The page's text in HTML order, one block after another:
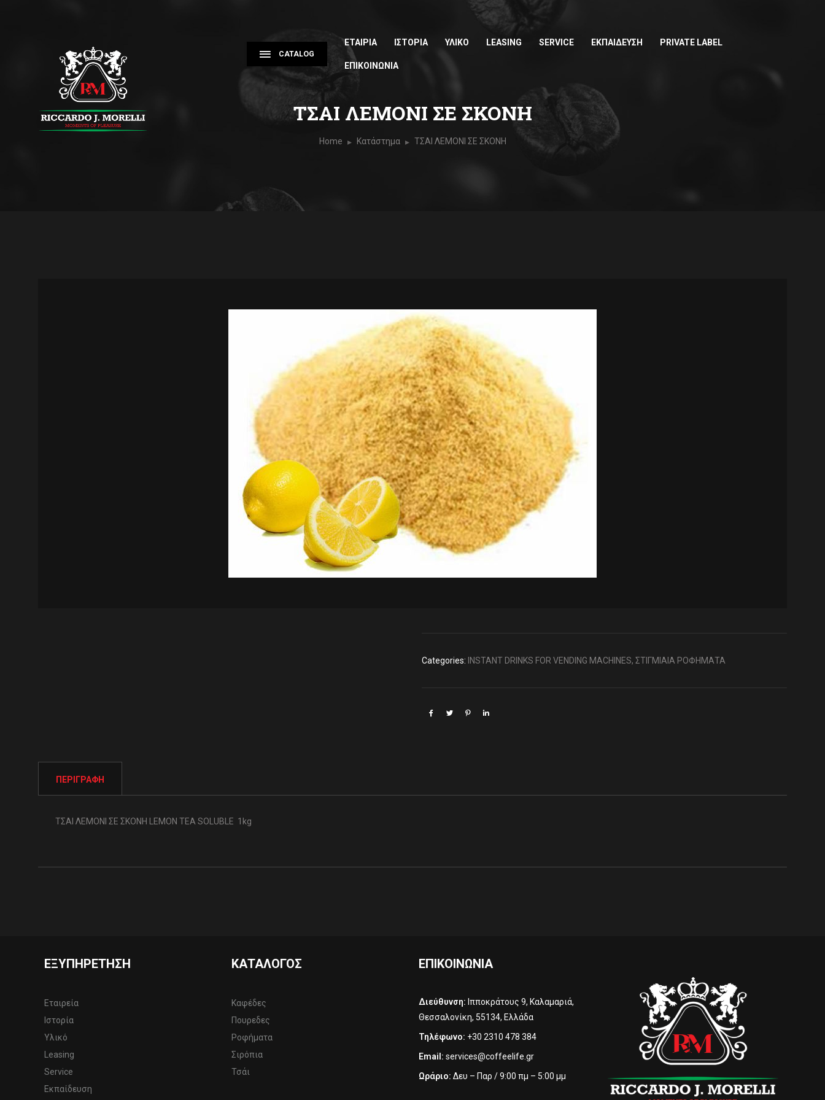
CATALOG
ΕΤΑΙΡΙΑ ΙΣΤΟΡΙΑ ΥΛΙΚΟ LEASING SERVICE ΕΚΠΑΙΔΕΥΣΗ PRIVATE LABEL
ΕΠΙΚΟΙΝΩΝΙΑ
ΤΣΑΙ ΛΕΜΟΝΙ ΣΕ ΣΚΟΝΗ
Home Κατάστημα ΤΣΑΙ ΛΕΜΟΝΙ ΣΕ ΣΚΟΝΗ
Categories: INSTANT DRINKS FOR VENDING MACHINES, ΣΤΙΓΜΙΑΙΑ ΡΟΦΗΜΑΤΑ
ΠΕΡΙΓΡΑΦΉ
ΤΣΑΙ ΛΕΜΟΝΙ ΣΕ ΣΚΟΝΗ LEMON TEA SOLUBLE 1kg
ΕΞΥΠΗΡΈΤΗΣΗ
Εταιρεία
Ιστορία
Υλικό
Leasing
Service
Εκπαίδευση
ΚΑΤΆΛΟΓΟΣ
Καφέδες
Πουρεδες
Ροφήματα
Σιρόπια
Τσάι
ΕΠΙΚΟΙΝΩΝΊΑ
Διεύθυνση: Ιπποκράτους 9, Καλαμαριά,
Θεσσαλονίκη, 55134, Ελλάδα
Τηλέφωνο: +30 2310 478 384‬
Email: services@coffeelife.gr
Ωράριο: Δευ – Παρ / 9:00 πμ – 5:00 μμ